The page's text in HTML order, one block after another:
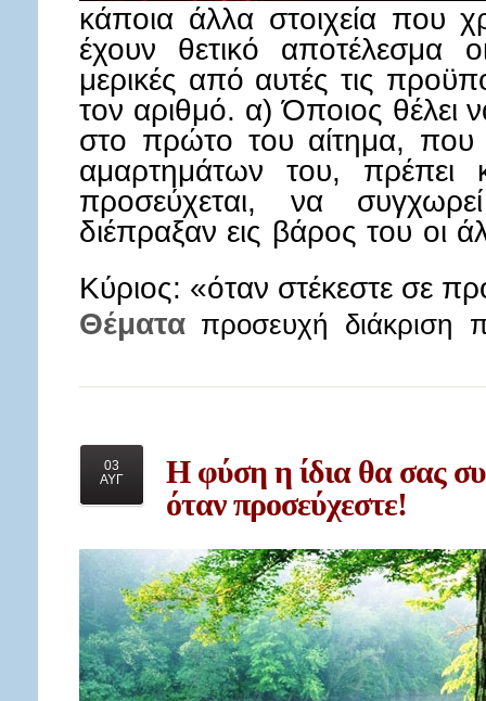
κάποια άλλα στοιχεία που
έχουν θετικό αποτέλεσμα
μερικές από αυτές τις
τον αριθμό. α) Όποιος θέλει
στο πρώτο του αίτημα,
αμαρτημάτων του, πρέπει
προσεύχεται, να
διέπραξαν εις βάρος του οι
Κύριος: «όταν στέκεστε σε
Θέματα προσευχή διάκριση
03
ΑΥΓ
Ηφύση η ίδια θα σας
όταν προσεύχεστε!